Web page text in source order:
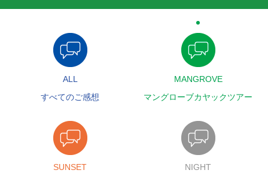
ALL
すべてのご感想
MANGROVE
マングローブカヤックツアー
SUNSET
NIGHT